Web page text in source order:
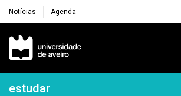
Notícias Agenda
Navegação Principal
Navegação Lateral
estudar